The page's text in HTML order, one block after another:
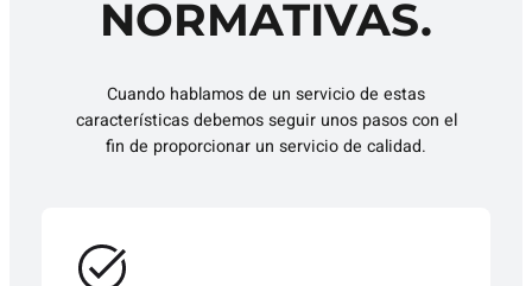
NORMATIVAS.
Cuando hablamos de un servicio de estas
características debemos seguir unos pasos con el
fin de proporcionar un servicio de calidad.